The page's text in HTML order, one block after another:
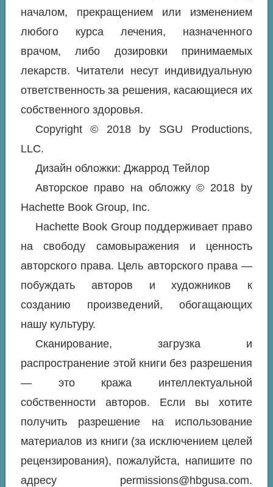
началом, прекращением или изменением
любого курса лечения, назначенного
врачом, либо дозировки принимаемых
лекарств. Читатели несут индивидуальную
ответственность за решения, касающиеся их
собственного здоровья.
Copyright © 2018 by SGU Productions,
LLC.
Дизайн обложки: Джаррод Тейлор
Авторское право на обложку © 2018 by
Hachette Book Group, Inc.
Hachette Book Group поддерживает право
на свободу самовыражения и ценность
авторского права. Цель авторского права —
побуждать авторов и художников к
созданию произведений, обогащающих
нашу культуру.
Сканирование, загрузка и
распространение этой книги без разрешения
— это кража интеллектуальной
собственности авторов. Если вы хотите
получить разрешение на использование
материалов из книги (за исключением целей
рецензирования), пожалуйста, напишите по
адресу permissions@hbgusa.com.